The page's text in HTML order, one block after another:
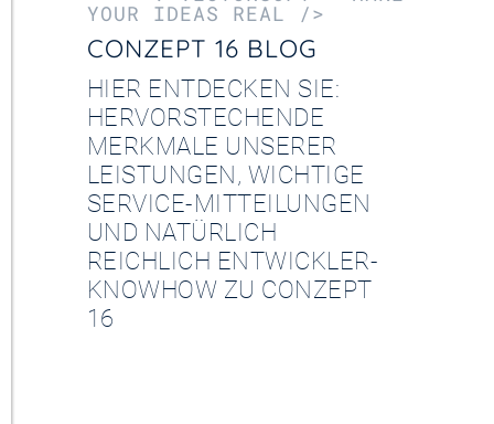
YOUR IDEAS REAL />
CONZEPT 16 BLOG
HIER ENTDECKEN SIE:
HERVORSTECHENDE
MERKMALE UNSERER
LEISTUNGEN, WICHTIGE
SERVICE-MITTEILUNGEN
UND NATÜRLICH
REICHLICH ENTWICKLER-
KNOWHOW ZU CONZEPT
16